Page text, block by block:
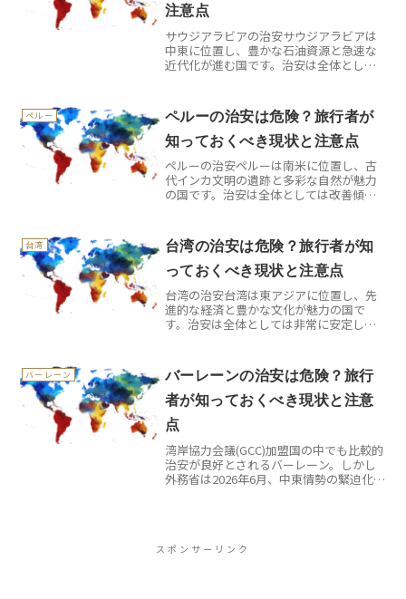
注意点
サウジアラビアの治安サウジアラビアは
中東に位置し、豊かな石油資源と急速な
近代化が進む国です。治安は全体として
して滞在できます。ただし、宗教的規律
が厳しいため、文化やルー...
ペルー
ペルーの治安は危険？旅行者が
知っておくべき現状と注意点
ペルーの治安ペルーは南米に位置し、古
代インカ文明の遺跡と多彩な自然が魅力
の国です。治安は全体としては改善傾向
す。訪問者は最新情報の確認と十分な安
全対策が必要です。渡航前...
台湾
台湾の治安は危険？旅行者が知
っておくべき現状と注意点
台湾の治安台湾は東アジアに位置し、先
進的な経済と豊かな文化が魅力の国で
す。治安は全体としては非常に安定して
して滞在できる環境が確保されています
が、万が一のために基本的な...
バーレーン
バーレーンの治安は危険？旅行
者が知っておくべき現状と注意
点
湾岸協力会議(GCC)加盟国の中でも比較的
治安が良好とされるバーレーン。しかし
外務省は2026年6月、中東情勢の緊迫化を
スポンサーリンク